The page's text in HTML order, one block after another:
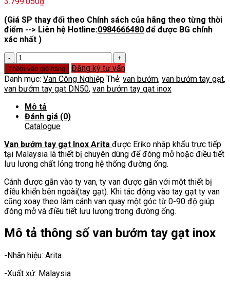
(Giá SP thay đổi theo Chính sách của hãng theo từng thời
điểm --> Liên hệ Hotline:0984666480 để được BG chính
xác nhất )
Van
bướm
tay
gạt
inox
Arita
DN50
số
Thêm vào giỏ hàng
Đăng ký tư vấn
Danh mục: Van Công Nghiệp Thẻ: van bướm, van bướm tay gạt,
van bướm tay gạt DN50, van bướm tay gạt inox
Mô tả
Đánh giá (0)
Catalogue
Van bướm tay gạt Inox Arita được Eriko nhập khẩu trực tiếp
tại Malaysia là thiết bị chuyên dùng để đóng mở hoặc điều tiết
lưu lượng chất lỏng trong hệ thống đường ống.
Cánh được gắn vào ty van, ty van được gắn với một thiết bị
điều khiển bên ngoài(tay gạt). Khi tác động vào tay gạt ty van
cũng xoay theo làm cánh van quay một góc từ 0-90 độ giúp
đóng mở và điều tiết lưu lượng trong đường ống.
Mô tả thông số van bướm tay gạt inox
-Nhãn hiệu: Arita
-Xuất xứ: Malaysia